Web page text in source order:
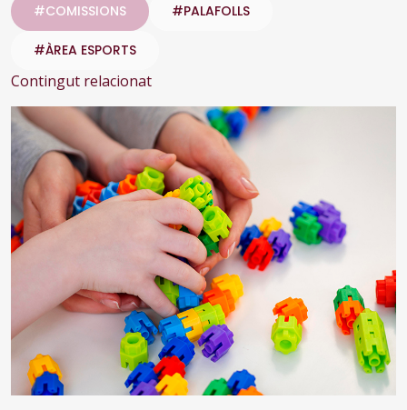
#COMISSIONS #PALAFOLLS
#ÀREA ESPORTS
Contingut relacionat